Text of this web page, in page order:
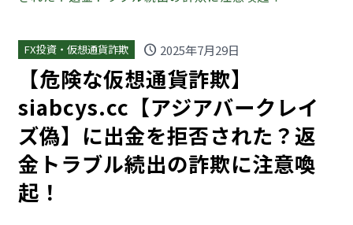
FX投資・仮想通貨詐欺 schedule 2025年7月29日
【危険な仮想通貨詐欺】
siabcys.cc【アジアバークレイ
ズ偽】に出金を拒否された？返
金トラブル続出の詐欺に注意喚
起！